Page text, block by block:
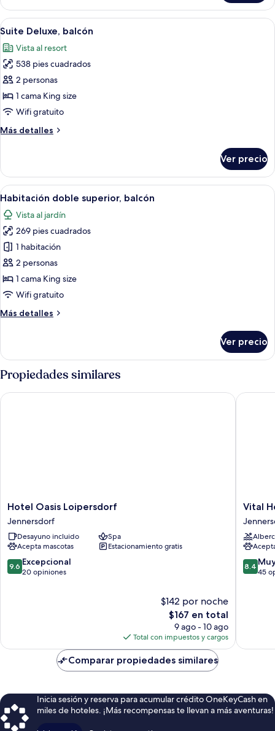
doble
superior
Abrir
todas
las
fotos
de
Suite
Deluxe,
Una habitación de hotel moderna
12
Suite Deluxe, balcón
Vista al resort
538 pies cuadrados
2 personas
1 cama King size
Wifi gratuito
Más detalles
Más
Deluxe,
balcón
Ver precio
Abrir
todas
las
fotos
de
Habitación
doble
superior,
balcón
Una habitación de hotel moderna
5
Habitación doble superior, balcón
Vista al jardín
269 pies cuadrados
1 habitación
2 personas
1 cama King size
Wifi gratuito
Más detalles
Más
doble
balcón
Ver precio
Propiedades similares
Hotel
Oasis
Loipersdorf
Jennersdorf
Hotel Oasis Loipersdorf
Jennersdorf
Desayuno incluido
Spa
Acepta mascotas
Estacionamiento gratis
9.6
de
9.6 Excepcional
20 opiniones
$142 por noche
El
precio
actual
es
de
$167
$167 en total
9 ago - 10 ago
Total con impuestos y cargos
Hotel Oasis Loipersdorf
Vital
Hotel
Krainz
mit
Familien
Hotel
Vital
8.4
de
8.4
45
Vital
Comparar propiedades similares
Inicia sesión y reserva para acumular crédito OneKeyCash en
miles de hoteles. ¡Más recompensas te llevan a más aventuras!